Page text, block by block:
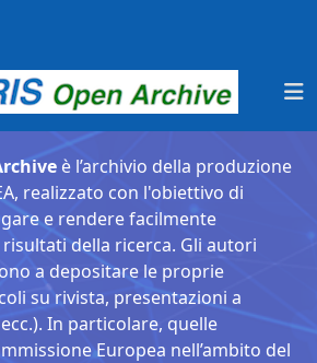
è l’archivio della produzione
realizzato con l'obiettivo di
e rendere facilmente
della ricerca. Gli autori
a depositare le proprie
su rivista, presentazioni a
In particolare, quelle
Europea nell’ambito del